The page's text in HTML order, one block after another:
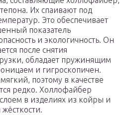
Их спаивают под
Это обеспечивает
показатель
и экологичность. Он
после снятия
обладает пружинящим
и гигроскопичен.
поэтому в качестве
редко. Холлофайбер
в изделиях из койры и